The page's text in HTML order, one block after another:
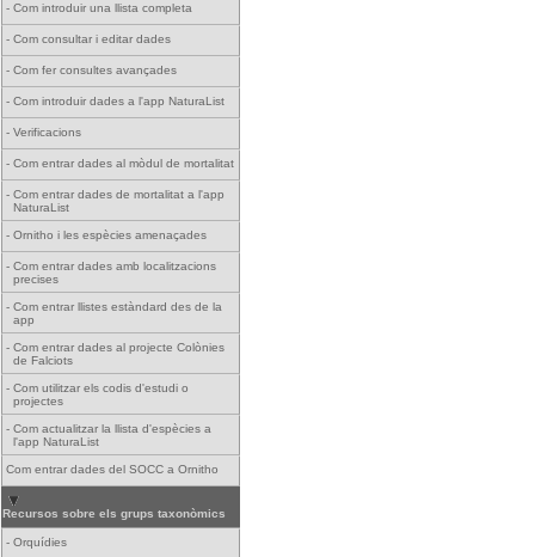
- Com introduir una llista completa
- Com consultar i editar dades
- Com fer consultes avançades
- Com introduir dades a l'app NaturaList
- Verificacions
- Com entrar dades al mòdul de mortalitat
- Com entrar dades de mortalitat a l'app
NaturaList
- Ornitho i les espècies amenaçades
- Com entrar dades amb localitzacions
precises
- Com entrar llistes estàndard des de la
app
- Com entrar dades al projecte Colònies
de Falciots
- Com utilitzar els codis d'estudi o
projectes
- Com actualitzar la llista d'espècies a
l'app NaturaList
Com entrar dades del SOCC a Ornitho
Recursos sobre els grups taxonòmics
- Orquídies